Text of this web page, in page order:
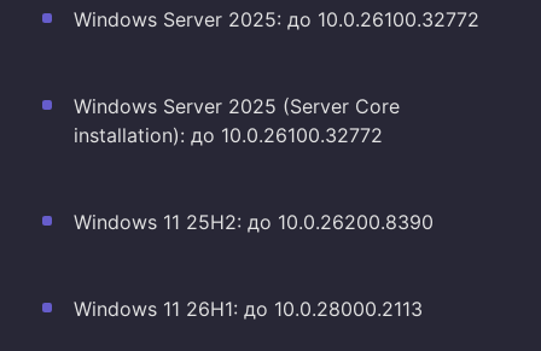
Windows Server 2025: до 10.0.26100.32772
Windows Server 2025 (Server Core
installation): до 10.0.26100.32772
Windows 11 25H2: до 10.0.26200.8390
Windows 11 26H1: до 10.0.28000.2113